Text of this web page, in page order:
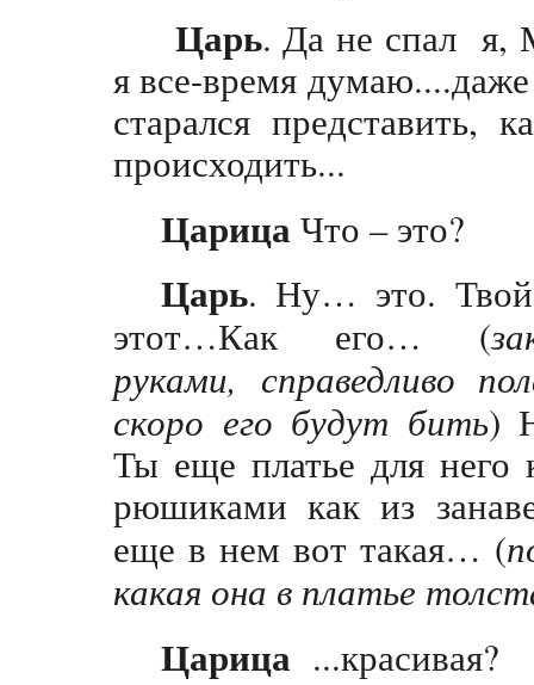
Царь. Да не спал я,
я все-время
старался представить,
происходить...
Царица Что – это?
Царь. Ну… это. Твой
этот…Как его… (
руками, справедливо
скоро его будут бить)
Ты еще платье для него
рюшиками как из
еще в нем вот такая… (
какая она в платье
Царица ...красивая?